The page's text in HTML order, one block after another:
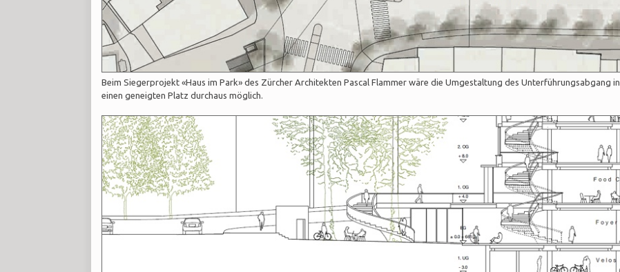
Beim Siegerprojekt «Haus im Park» des Zürcher Architekten Pascal Flammer wäre die Umgestaltung des Unterführungsabgang in
einen geneigten Platz durchaus möglich.